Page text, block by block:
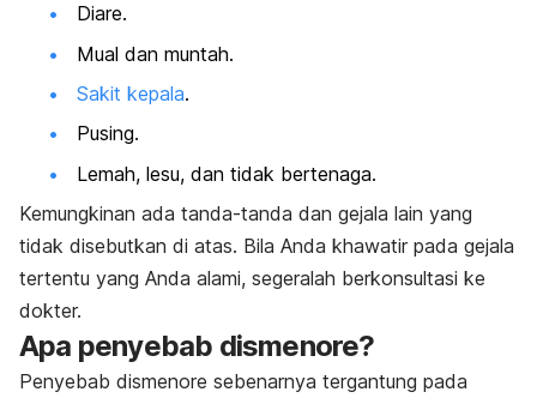
Diare.
Mual dan muntah.
Sakit kepala.
Pusing.
Lemah, lesu, dan tidak bertenaga.
Kemungkinan ada tanda-tanda dan gejala lain yang
tidak disebutkan di atas. Bila Anda khawatir pada gejala
tertentu yang Anda alami, segeralah berkonsultasi ke
dokter.
Apa penyebab dismenore?
Penyebab dismenore sebenarnya tergantung pada